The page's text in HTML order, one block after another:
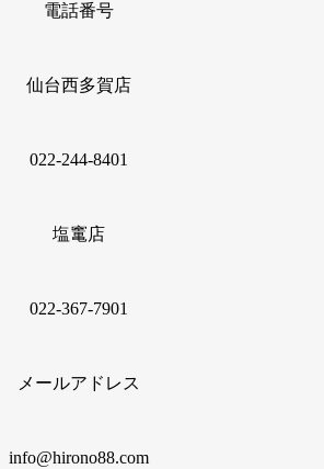
電話番号
仙台西多賀店
022‐244‐8401
塩竃店
022‐367‐7901
メールアドレス
info@hirono88.com